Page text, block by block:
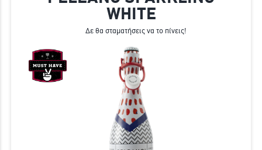
WHITE
Δε θα σταματήσεις να το πίνεις!